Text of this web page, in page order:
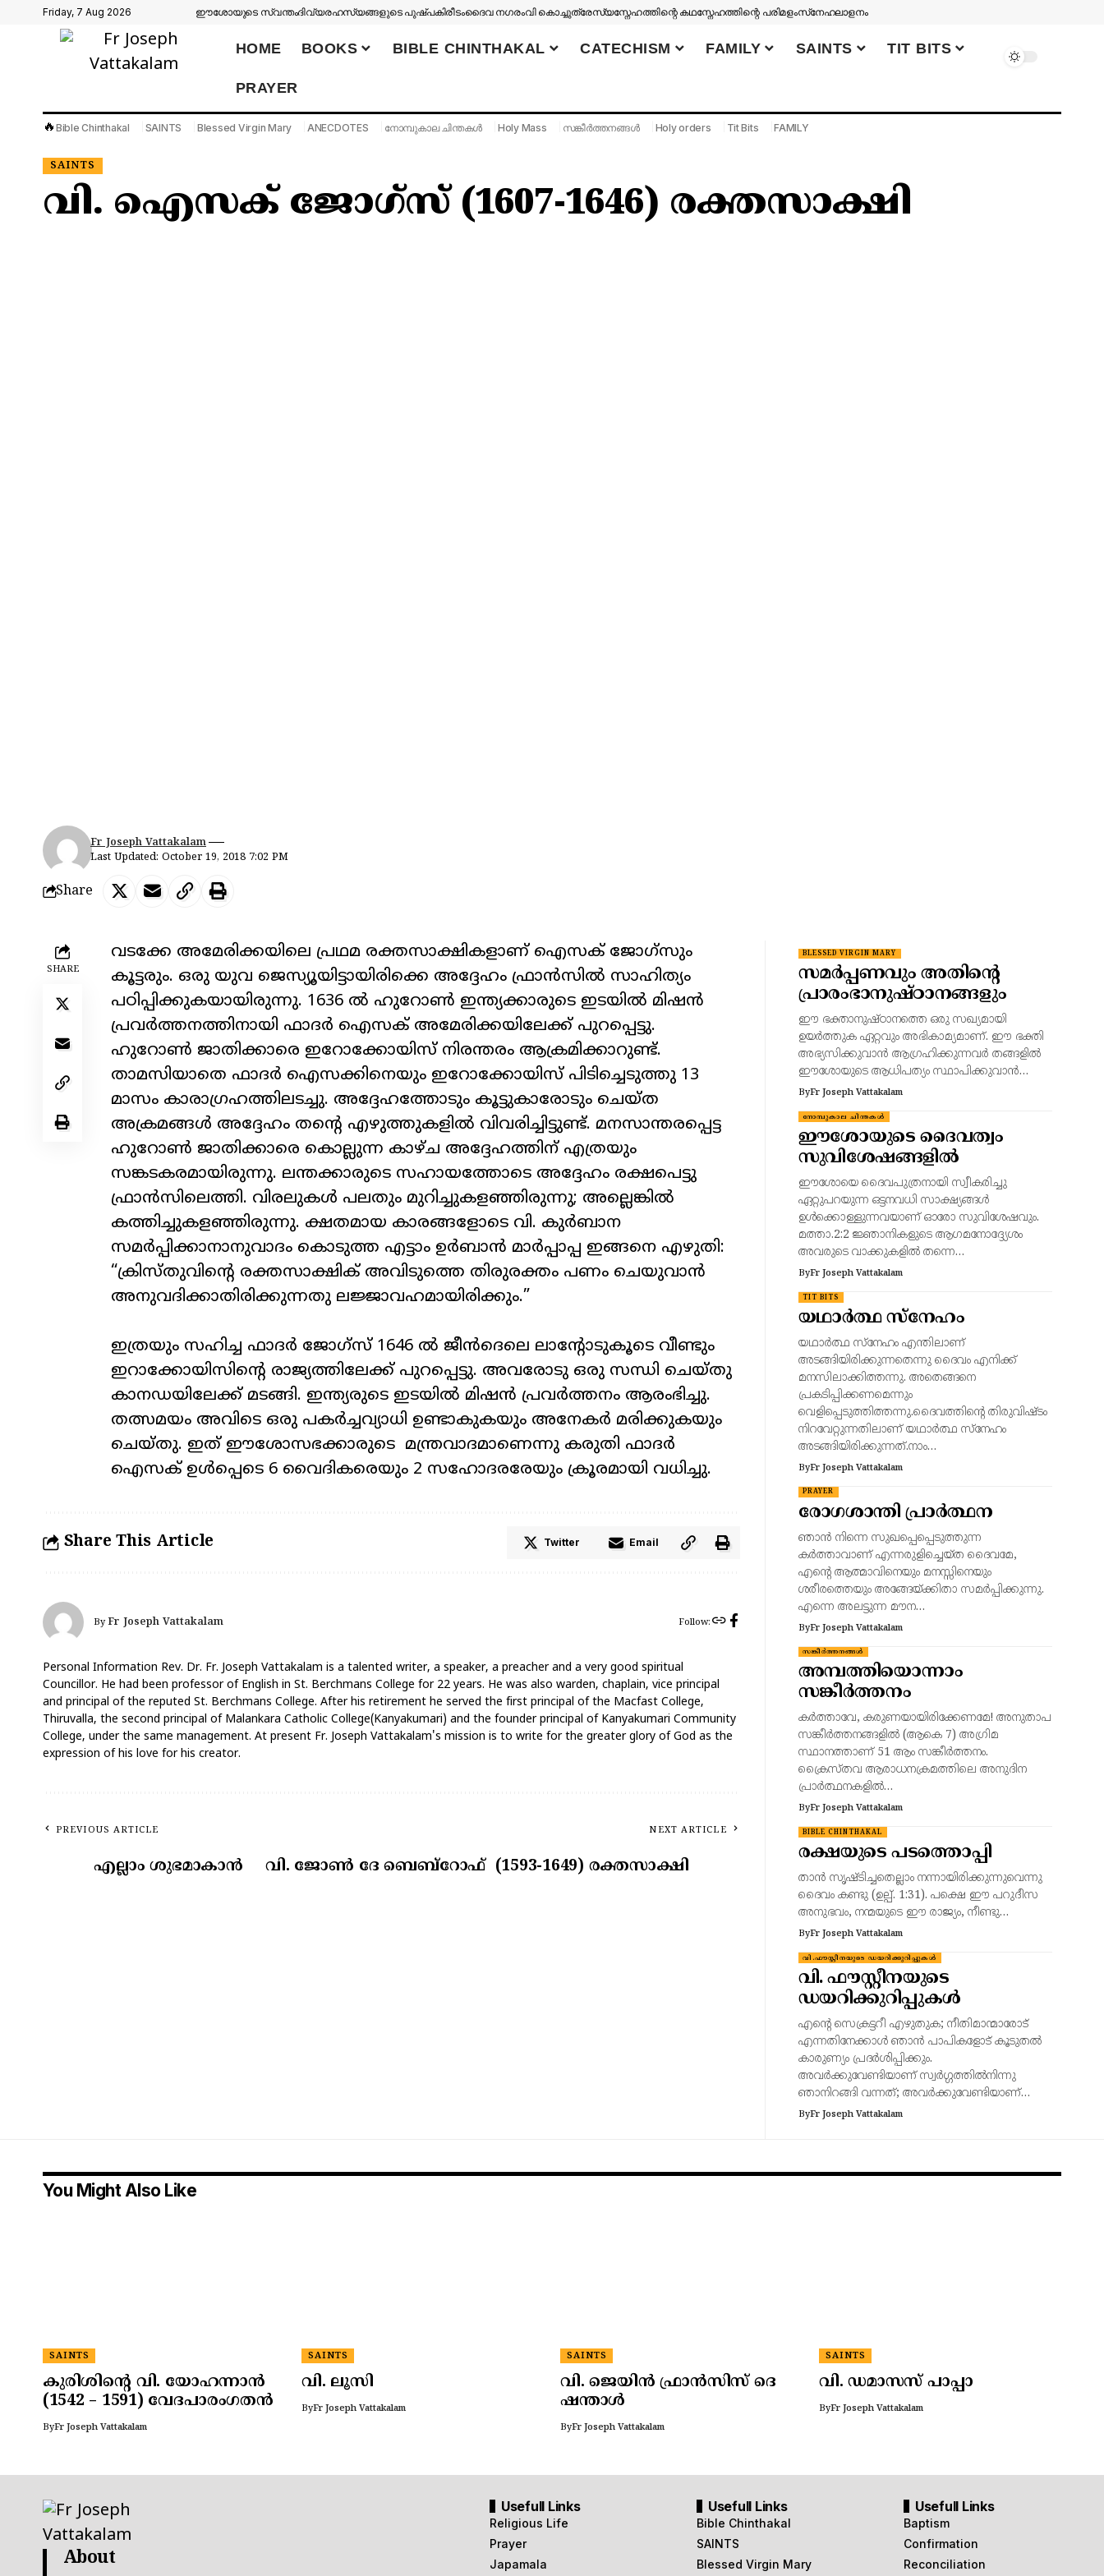
Friday, 7 Aug 2026 ഈശോയുടെ സ്വന്തംദിവ്യരഹസ്യങ്ങളുടെ പുഷ്പകിരീടംദൈവ നഗരംവി കൊച്ചുത്രേസ്യസ്നേഹത്തിന്റെ കഥസ്നേഹത്തിന്റെ പരിമളംസ്‌നേഹലാളനം
HOME BOOKS BIBLE CHINTHAKAL CATECHISM FAMILY SAINTS TIT BITS
PRAYER
🔥 Bible Chinthakal SAINTS Blessed Virgin Mary ANECDOTES നോമ്പുകാല ചിന്തകൾ Holy Mass സങ്കീർത്തനങ്ങൾ Holy orders Tit Bits FAMILY
SAINTS
വി. ഐസക് ജോഗ്സ് (1607-1646) രക്തസാക്ഷി
Last Updated: October 19, 2018 7:02 PM
Fr Joseph Vattakalam
Share
SHARE
വടക്കേ അമേരിക്കയിലെ പ്രഥമ രക്തസാക്ഷികളാണ് ഐസക് ജോഗ്‌സും
കൂട്ടരും. ഒരു യുവ ജെസ്യൂയിട്ടായിരിക്കെ അദ്ദേഹം ഫ്രാൻ‌സിൽ സാഹിത്യം
പഠിപ്പിക്കുകയായിരുന്നു. 1636 ൽ ഹുറോൺ ഇന്ത്യക്കാരുടെ ഇടയിൽ മിഷൻ
പ്രവർത്തനത്തിനായി ഫാദർ ഐസക് അമേരിക്കയിലേക്ക് പുറപ്പെട്ടു.
ഹുറോൺ ജാതിക്കാരെ ഇറോക്കോയിസ് നിരന്തരം ആക്രമിക്കാറുണ്ട്.
താമസിയാതെ ഫാദർ ഐസക്കിനെയും ഇറോക്കോയിസ് പിടിച്ചെടുത്തു 13
മാസം കാരാഗ്രഹത്തിലടച്ചു. അദ്ദേഹത്തോടും കൂട്ടുകാരോടും ചെയ്ത
അക്രമങ്ങൾ അദ്ദേഹം തന്റെ എഴുത്തുകളിൽ വിവരിച്ചിട്ടുണ്ട്. മനസാന്തരപ്പെട്ട
ഹുറോൺ ജാതിക്കാരെ കൊല്ലുന്ന കാഴ്ച അദ്ദേഹത്തിന് എത്രയും
സങ്കടകരമായിരുന്നു. ലന്തക്കാരുടെ സഹായത്തോടെ അദ്ദേഹം രക്ഷപെട്ടു
ഫ്രാൻസിലെത്തി. വിരലുകൾ പലതും മുറിച്ചുകളഞ്ഞിരുന്നു; അല്ലെങ്കിൽ
കത്തിച്ചുകളഞ്ഞിരുന്നു. ക്ഷതമായ കാരങ്ങളോടെ വി. കുർബാന
സമർപ്പിക്കാനാനുവാദം കൊടുത്ത എട്ടാം ഉർബാൻ മാർപ്പാപ്പ ഇങ്ങനെ എഴുതി:
“ക്രിസ്തുവിന്റെ രക്തസാക്ഷിക് അവിടുത്തെ തിരുരക്തം പണം ചെയുവാൻ
അനുവദിക്കാതിരിക്കുന്നതു ലജ്ജാവഹമായിരിക്കും.”
ഇത്രയും സഹിച്ച ഫാദർ ജോഗ്‌സ് 1646 ൽ ജീൻദെലെ ലാന്റോടുകൂടെ വീണ്ടും
ഇറാക്കോയിസിന്റെ രാജ്യത്തിലേക്ക് പുറപ്പെട്ടു. അവരോടു ഒരു സന്ധി ചെയ്തു
കാനഡയിലേക്ക് മടങ്ങി. ഇന്ത്യരുടെ ഇടയിൽ മിഷൻ പ്രവർത്തനം ആരംഭിച്ചു.
തത്സമയം അവിടെ ഒരു പകർച്ചവ്യാധി ഉണ്ടാകുകയും അനേകർ മരിക്കുകയും
ചെയ്തു. ഇത് ഈശോസഭക്കാരുടെ മന്ത്രവാദമാണെന്നു കരുതി ഫാദർ
ഐസക് ഉൾപ്പെടെ 6 വൈദികരെയും 2 സഹോദരരേയും ക്രൂരമായി വധിച്ചു.
Share This Article Twitter Email
By Fr Joseph Vattakalam Follow:
Personal Information Rev. Dr. Fr. Joseph Vattakalam is a talented writer, a speaker, a preacher and a very good spiritual
Councillor. He had been professor of English in St. Berchmans College for 22 years. He was also warden, chaplain, vice principal
and principal of the reputed St. Berchmans College. After his retirement he served the first principal of the Macfast College,
Thiruvalla, the second principal of Malankara Catholic College(Kanyakumari) and the founder principal of Kanyakumari Community
College, under the same management. At present Fr. Joseph Vattakalam's mission is to write for the greater glory of God as the
expression of his love for his creator.
PREVIOUS ARTICLE
എല്ലാം ശുഭമാകാൻ
NEXT ARTICLE
വി. ജോൺ ദേ ബെബ്‌റോഫ് (1593-1649) രക്തസാക്ഷി
BLESSED VIRGIN MARY
സമർപ്പണവും അതിന്റെ
പ്രാരംഭാനുഷ്ഠാനങ്ങളും
ഈ ഭക്താനുഷ്ഠാനത്തെ ഒരു സഖ്യമായി
ഉയർത്തുക ഏറ്റവും അഭികാമ്യമാണ്. ഈ ഭക്തി
അഭ്യസിക്കുവാൻ ആഗ്രഹിക്കുന്നവർ തങ്ങളിൽ
ഈശോയുടെ ആധിപത്യം സ്ഥാപിക്കുവാൻ…
ByFr Joseph Vattakalam
നോമ്പുകാല ചിന്തകൾ
ഈശോയുടെ ദൈവത്വം
സുവിശേഷങ്ങളിൽ
ഈശോയെ ദൈവപുത്രനായി സ്വീകരിച്ചു
ഏറ്റുപറയുന്ന ഒട്ടനവധി സാക്ഷ്യങ്ങൾ
ഉൾക്കൊള്ളുന്നവയാണ് ഓരോ സുവിശേഷവും.
മത്താ.2:2 ജ്ഞാനികളുടെ ആഗമനോദ്ദ്യേശം
അവരുടെ വാക്കുകളിൽ തന്നെ…
ByFr Joseph Vattakalam
TIT BITS
യഥാർത്ഥ സ്നേഹം
യഥാർത്ഥ സ്നേഹം എന്തിലാണ്
അടങ്ങിയിരിക്കുന്നതെന്നു ദൈവം എനിക്ക്
മനസിലാക്കിത്തന്നു. അതെങ്ങനെ
പ്രകടിപ്പിക്കണമെന്നും
വെളിപ്പെടുത്തിത്തന്നു.ദൈവത്തിന്റെ തിരുവിഷ്ടം
നിറവേറ്റുന്നതിലാണ് യഥാർത്ഥ സ്നേഹം
അടങ്ങിയിരിക്കുന്നത്.നാം…
ByFr Joseph Vattakalam
PRAYER
രോഗശാന്തി പ്രാര്‍ത്ഥന
ഞാന്‍ നിന്നെ സുഖപ്പെപ്പെടുത്തുന്ന
കര്‍ത്താവാണ് എന്നരുളിച്ചെയ്ത ദൈവമേ,
എന്‍റെ ആത്മാവിനെയും മനസ്സിനെയും
ശരീരത്തെയും അങ്ങേയ്ക്കിതാ സമര്‍പ്പിക്കുന്നു.
എന്നെ അലട്ടുന്ന മൗന…
ByFr Joseph Vattakalam
സങ്കീർത്തനങ്ങൾ
അമ്പത്തിയൊന്നാം
സങ്കീർത്തനം
കർത്താവേ, കരുണയായിരിക്കേണമേ! അനുതാപ
സങ്കീർത്തനങ്ങളിൽ (ആകെ 7) അഗ്രിമ
സ്ഥാനത്താണ് 51 ആം സങ്കീർത്തനം.
ക്രൈസ്തവ ആരാധനക്രമത്തിലെ അനുദിന
പ്രാർത്ഥനകളിൽ…
ByFr Joseph Vattakalam
BIBLE CHINTHAKAL
രക്ഷയുടെ പടത്തൊപ്പി
താൻ സൃഷ്ടിച്ചതെല്ലാം നന്നായിരിക്കുന്നുവെന്നു
ദൈവം കണ്ടു (ഉല്പ്. 1:31). പക്ഷെ ഈ പറുദീസ
അനുഭവം, നന്മയുടെ ഈ രാജ്യം, നീണ്ടു…
ByFr Joseph Vattakalam
വി.ഫൗസ്റ്റീനയുടെ ഡയറിക്കുറിപ്പുകൾ
വി. ഫൗസ്റ്റീനയുടെ
ഡയറിക്കുറിപ്പുകൾ
എന്റെ സെക്രട്ടറീ എഴുതുക; നീതിമാന്മാരോട്
എന്നതിനേക്കാൾ ഞാൻ പാപികളോട് കൂടുതൽ
കാരുണ്യം പ്രദർശിപ്പിക്കും.
അവർക്കുവേണ്ടിയാണ് സ്വർഗ്ഗത്തിൽനിന്നു
ഞാനിറങ്ങി വന്നത്; അവർക്കുവേണ്ടിയാണ്…
ByFr Joseph Vattakalam
You Might Also Like
SAINTS
കുരിശിന്റെ വി. യോഹന്നാൻ
(1542 – 1591) വേദപാരംഗതൻ
ByFr Joseph Vattakalam
SAINTS
വി. ലൂസി
ByFr Joseph Vattakalam
SAINTS
വി. ജെയിൻ ഫ്രാൻസിസ് ദെ
ഷന്താൾ
ByFr Joseph Vattakalam
SAINTS
വി. ഡമാസസ് പാപ്പാ
ByFr Joseph Vattakalam
About
Usefull Links
Religious Life
Prayer
Japamala
Usefull Links
Bible Chinthakal
SAINTS
Blessed Virgin Mary
Usefull Links
Baptism
Confirmation
Reconciliation